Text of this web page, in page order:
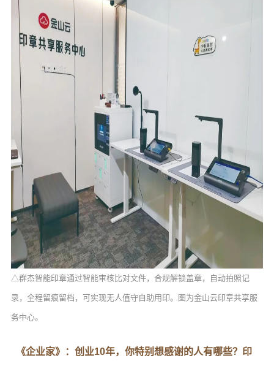
△群杰智能印章通过智能审核比对文件，合规解锁盖章，自动拍照记
录，全程留痕留档，可实现无人值守自助用印。图为金山云印章共享服
务中心。
《企业家》：创业10年，你特别想感谢的人有哪些？印